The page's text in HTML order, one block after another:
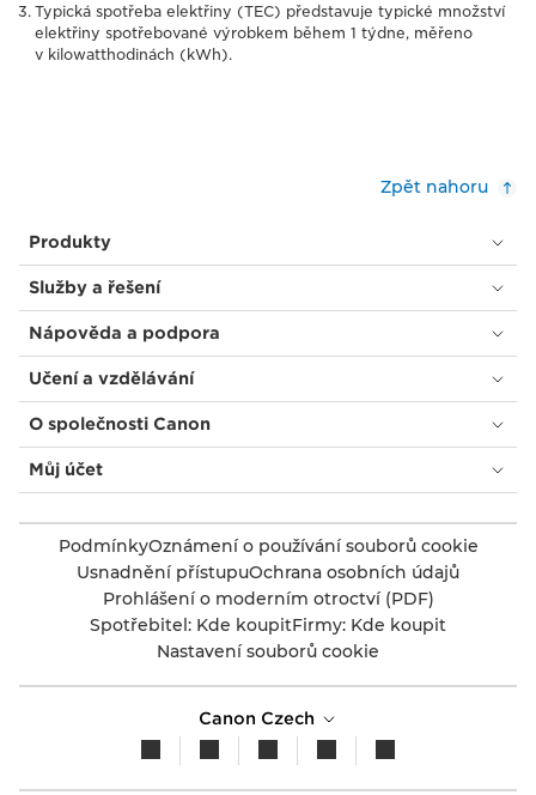
Typická spotřeba elektřiny (TEC) představuje typické množství
elektřiny spotřebované výrobkem během 1 týdne, měřeno
v kilowatthodinách (kWh).
Zpět nahoru
Produkty
Služby a řešení
Nápověda a podpora
Učení a vzdělávání
O společnosti Canon
Můj účet
PodmínkyOznámení o používání souborů cookie
Usnadnění přístupuOchrana osobních údajů
Prohlášení o moderním otroctví (PDF)
Spotřebitel: Kde koupitFirmy: Kde koupit
Nastavení souborů cookie
Canon Czech